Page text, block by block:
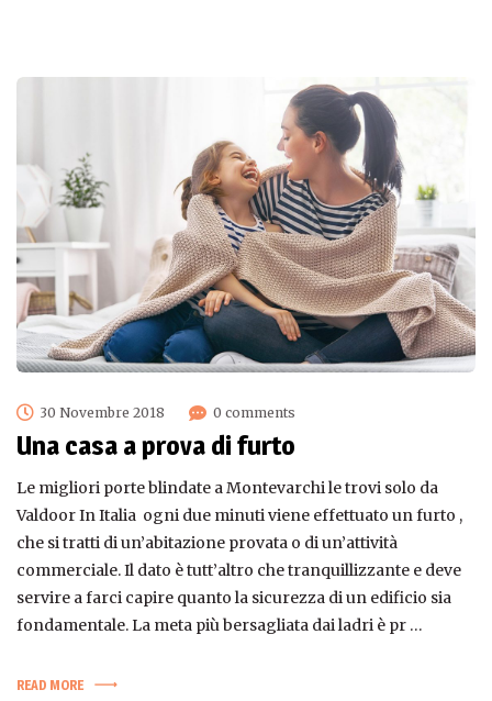
30 Novembre 2018 0 comments
Una casa a prova di furto
Le migliori porte blindate a Montevarchi le trovi solo da
Valdoor In Italia ogni due minuti viene effettuato un furto ,
che si tratti di un’abitazione provata o di un’attività
commerciale. Il dato è tutt’altro che tranquillizzante e deve
servire a farci capire quanto la sicurezza di un edificio sia
fondamentale. La meta più bersagliata dai ladri è pr …
READ MORE